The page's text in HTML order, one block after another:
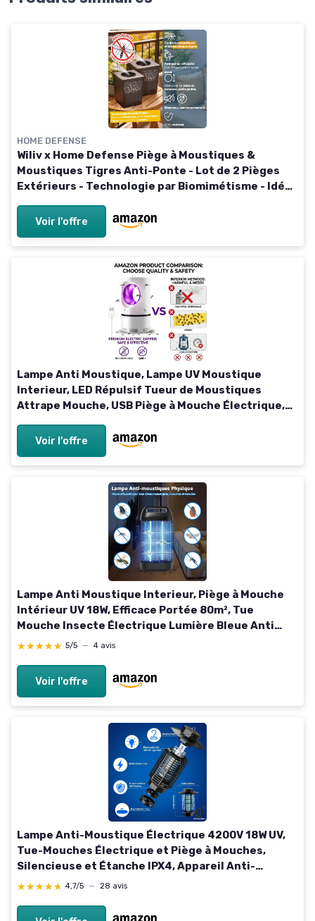
HOME DEFENSE
Wiliv x Home Defense Piège à Moustiques &
Moustiques Tigres Anti-Ponte - Lot de 2 Pièges
Extérieurs - Technologie par Biomimétisme - Idéal
Voir l'offre
Lampe Anti Moustique, Lampe UV Moustique
Interieur, LED Répulsif Tueur de Moustiques
Attrape Mouche, USB Piège à Mouche Électrique,
Efficace, Sûr
Voir l'offre
Lampe Anti Moustique Interieur, Piège à Mouche
Intérieur UV 18W, Efficace Portée 80m², Tue
Mouche Insecte Électrique Lumière Bleue Anti
Insecte pour Maison Chambre Cuisine Salon
★★★★★
★★★★★ 5/5 — 4 avis
Voir l'offre
Lampe Anti-Moustique Électrique 4200V 18W UV,
Tue-Mouches Électrique et Piège à Mouches,
Silencieuse et Étanche IPX4, Appareil Anti-
Moustique pour Intérieur et Extérieur, Maison,
★★★★★
★★★★★ 4,7/5 — 28 avis